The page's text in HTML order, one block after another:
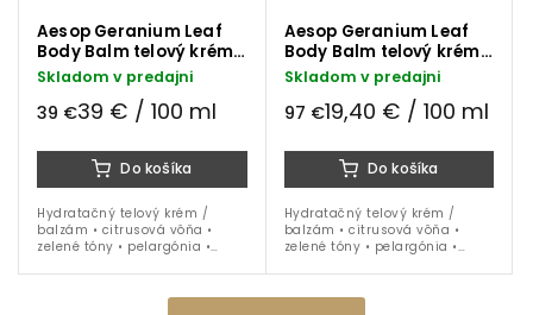
Aesop Geranium Leaf
Body Balm telový krém
100 ml
Skladom v predajni
39 €39 € / 100 ml
Do košíka
Hydratačný telový krém /
balzám • citrusová vôňa •
zelené tóny • pelargónia •
ml
Aesop Geranium Leaf
Body Balm telový krém
500 ml
Skladom v predajni
97 €19,40 € / 100 ml
Do košíka
Hydratačný telový krém /
balzám • citrusová vôňa •
zelené tóny • pelargónia •
ml balenie s dávkovačom